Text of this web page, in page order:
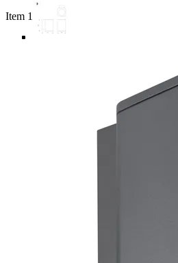
Item 1 of 5